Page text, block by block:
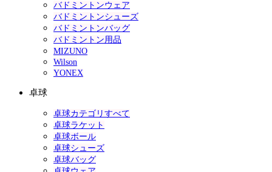
バドミントンウェア
バドミントンシューズ
バドミントンバッグ
バドミントン用品
MIZUNO
Wilson
YONEX
卓球
卓球カテゴリすべて
卓球ラケット
卓球ボール
卓球シューズ
卓球バッグ